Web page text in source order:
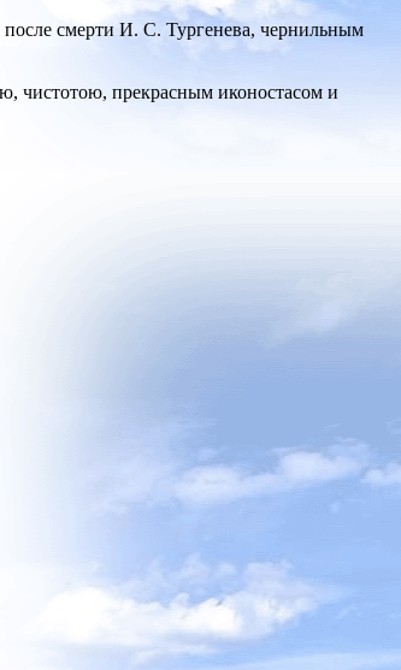
после смерти И. С. Тургенева, чернильным
чистотою, прекрасным иконостасом и